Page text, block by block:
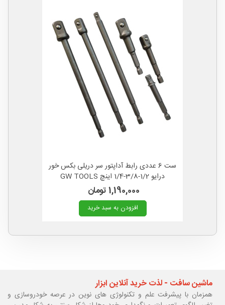
ست 6 عددی رابط آداپتور سر دریلی بکس خور
درایو 1/2-3/8-1/4 اینچ GW TOOLS
1,190,000 تومان
افزودن به سبد خرید
ماشین سافت - لذت خرید آنلاین ابزار
همزمان با پیشرفت علم و تکنولوژی های نوین در عرصه خودروسازی و